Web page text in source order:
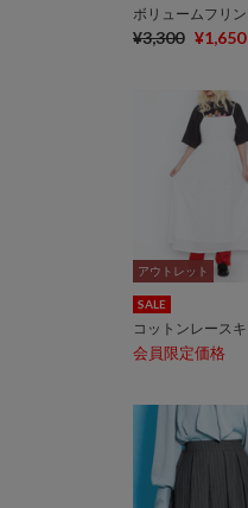
¥3,300 ¥1,650
アウトレット
アウトレット
SALE
会員限定価格